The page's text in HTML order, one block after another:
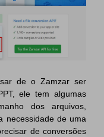
de o Zamzar ser
ele tem algumas
dos arquivos,
necessidade de uma
de conversões